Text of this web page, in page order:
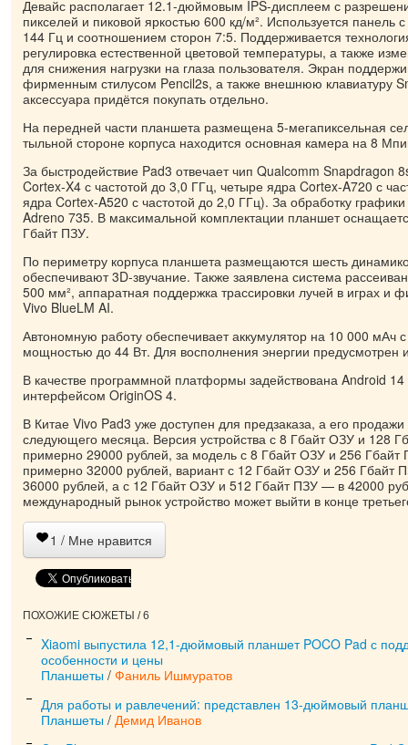
Девайс располагает 12.1-дюймовым IPS-дисплеем с
пикселей и пиковой яркостью 600 кд/м². Используется панель
144 Гц и соотношением сторон 7:5. Поддерживается
регулировка естественной цветовой температуры, а также
для снижения нагрузки на глаза пользователя. Экран
фирменным стилусом Pencil2s, а также внешнюю клавиатуру
аксессуара придётся покупать отдельно.
На передней части планшета размещена 5-мегапиксельная
тыльной стороне корпуса находится основная камера на 8
За быстродействие Pad3 отвечает чип Qualcomm Snapdragon
Cortex-X4 с частотой до 3,0 ГГц, четыре ядра Cortex-A720 с
ядра Cortex-A520 с частотой до 2,0 ГГц). За обработку графики
Adreno 735. В максимальной комплектации планшет
Гбайт ПЗУ.
По периметру корпуса планшета размещаются шесть
обеспечивают 3D-звучание. Также заявлена система
500 мм², аппаратная поддержка трассировки лучей в играх и
Vivo BlueLM AI.
Автономную работу обеспечивает аккумулятор на 10 000 мАч
мощностью до 44 Вт. Для восполнения энергии предусмотрен
В качестве программной платформы задействована Android
интерфейсом OriginOS 4.
В Китае Vivo Pad3 уже доступен для предзаказа, а его
следующего месяца. Версия устройства с 8 Гбайт ОЗУ и 128
примерно 29000 рублей, за модель с 8 Гбайт ОЗУ и 256 Гбайт
примерно 32000 рублей, вариант с 12 Гбайт ОЗУ и 256 Гбайт
36000 рублей, а с 12 Гбайт ОЗУ и 512 Гбайт ПЗУ — в 42000
международный рынок устройство может выйти в конце
1 / Мне нравится
ПОХОЖИЕ СЮЖЕТЫ / 6
Xiaomi выпустила 12,1-дюймовый планшет POCO Pad с
особенности и цены
Планшеты / Фаниль Ишмуратов
Для работы и равлечений: представлен 13-дюймовый
Планшеты / Демид Иванов